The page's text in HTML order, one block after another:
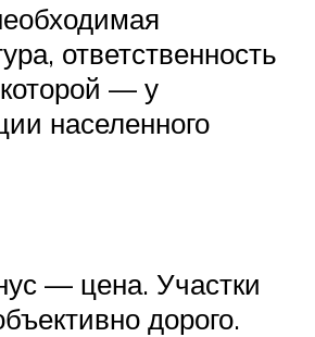
ответственность
— у
населенного
— цена. Участки
дорого.